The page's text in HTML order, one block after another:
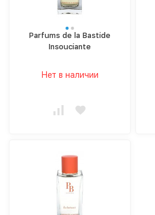
Parfums de la Bastide
Insouciante
Нет в наличии